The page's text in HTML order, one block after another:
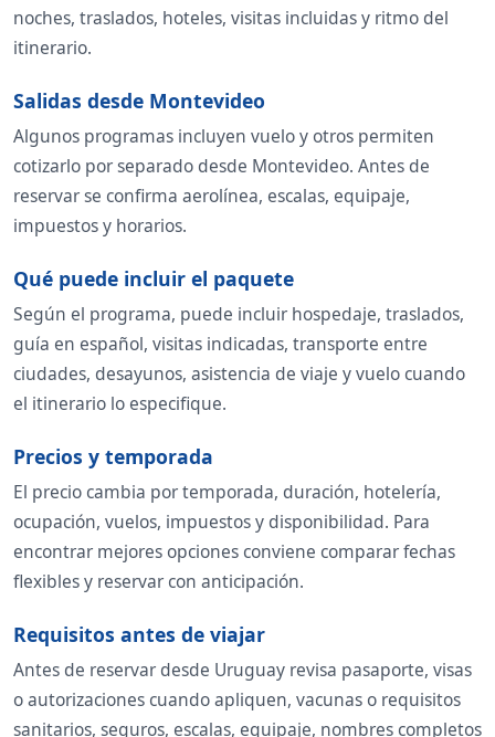
noches, traslados, hoteles, visitas incluidas y ritmo del
itinerario.
Salidas desde Montevideo
Algunos programas incluyen vuelo y otros permiten
cotizarlo por separado desde Montevideo. Antes de
reservar se confirma aerolínea, escalas, equipaje,
impuestos y horarios.
Qué puede incluir el paquete
Según el programa, puede incluir hospedaje, traslados,
guía en español, visitas indicadas, transporte entre
ciudades, desayunos, asistencia de viaje y vuelo cuando
el itinerario lo especifique.
Precios y temporada
El precio cambia por temporada, duración, hotelería,
ocupación, vuelos, impuestos y disponibilidad. Para
encontrar mejores opciones conviene comparar fechas
flexibles y reservar con anticipación.
Requisitos antes de viajar
Antes de reservar desde Uruguay revisa pasaporte, visas
o autorizaciones cuando apliquen, vacunas o requisitos
sanitarios, seguros, escalas, equipaje, nombres completos